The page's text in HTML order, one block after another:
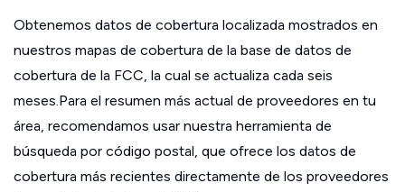
Obtenemos datos de cobertura localizada mostrados en
nuestros mapas de cobertura de la base de datos de
cobertura de la FCC, la cual se actualiza cada seis
meses.Para el resumen más actual de proveedores en tu
área, recomendamos usar nuestra herramienta de
búsqueda por código postal, que ofrece los datos de
cobertura más recientes directamente de los proveedores